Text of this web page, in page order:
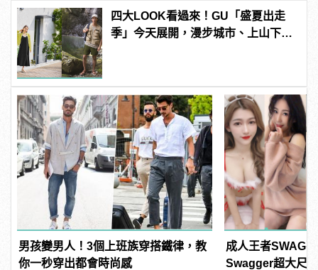
四大LOOK看過來！GU「盛夏出走
季」今天展開，漫步城市、上山下海
男孩變男人！3個上班族穿搭鐵律，教
你一秒穿出都會時尚感
成人王者SWAG
Swagger超大尺